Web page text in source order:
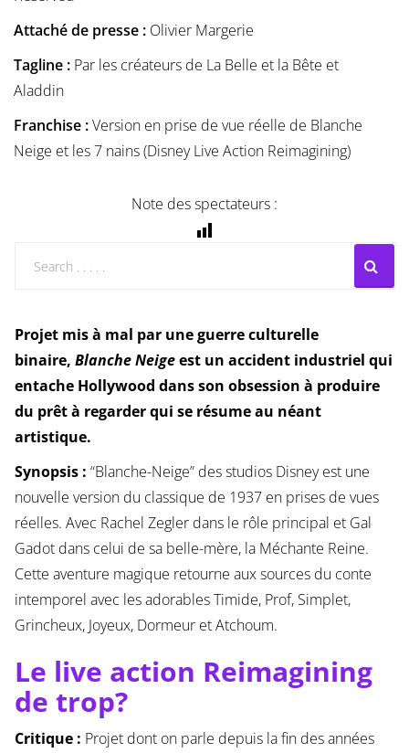
Attaché de presse : Olivier Margerie
Tagline : Par les créateurs de La Belle et la Bête et
Aladdin
Franchise :Version en prise de vue réelle de Blanche
Neige et les 7 nains (Disney Live Action Reimagining)
Note des spectateurs :
Projet mis à mal par une guerre culturelle
binaire, Blanche Neigeest un accident industriel qui
entache Hollywood dans son obsession à produire
du prêt à regarder qui se résume au néant
artistique.
Synopsis : “Blanche-Neige” des studios Disney est une
nouvelle version du classique de 1937 en prises de vues
réelles. Avec Rachel Zegler dans le rôle principal et Gal
Gadot dans celui de sa belle-mère, la Méchante Reine.
Cette aventure magique retourne aux sources du conte
intemporel avec les adorables Timide, Prof, Simplet,
Grincheux, Joyeux, Dormeur et Atchoum.
Le live action Reimagining
de trop?
Critique : Projet dont on parle depuis la fin des années